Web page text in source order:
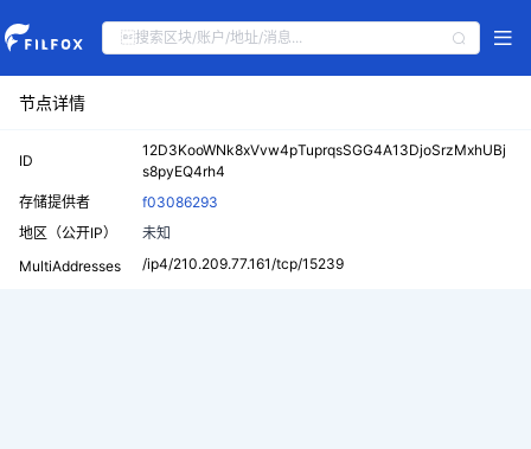
节点详情
ID
12D3KooWNk8xVvw4pTuprqsSGG4A13DjoSrzMxhUBj
s8pyEQ4rh4
存储提供者
f03086293
地区（公开IP）
未知
MultiAddresses
/ip4/210.209.77.161/tcp/15239